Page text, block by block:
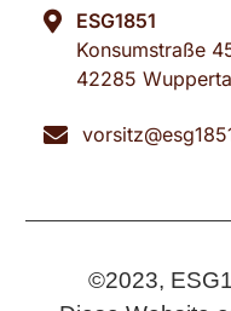
ESG1851
Konsumstraße
42285
©2023,